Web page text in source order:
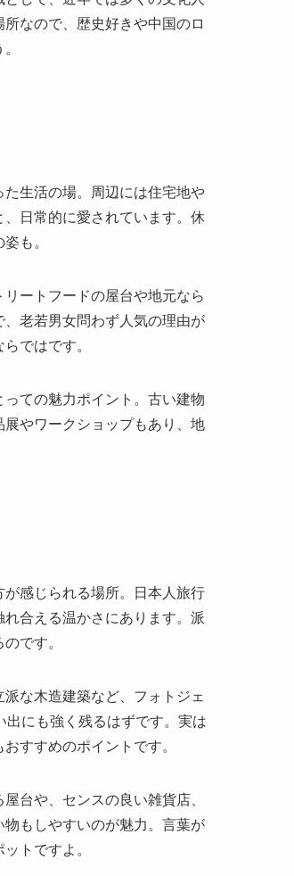
なので、歴史好きや中国のロ
生活の場。周辺には住宅地や
日常的に愛されています。休
も。
ートフードの屋台や地元なら
老若男女問わず人気の理由が
ではです。
ての魅力ポイント。古い建物
やワークショップもあり、地
感じられる場所。日本人旅行
合える温かさにあります。派
です。
な木造建築など、フォトジェ
にも強く残るはずです。実は
すすめのポイントです。
台や、センスの良い雑貨店、
もしやすいのが魅力。言葉が
トですよ。